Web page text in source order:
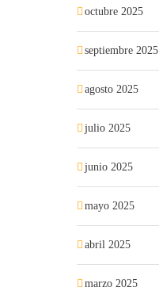
octubre 2025
septiembre 2025
agosto 2025
julio 2025
junio 2025
mayo 2025
abril 2025
marzo 2025